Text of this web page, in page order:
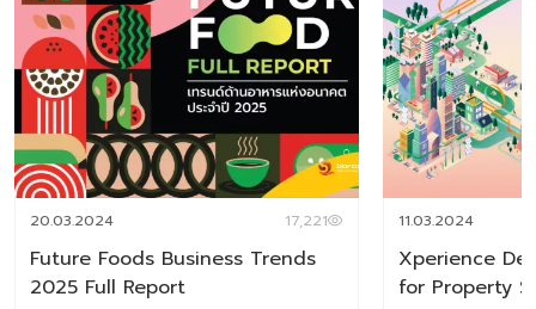
20.03.2024 17,221
Future Foods Business Trends
2025 Full Report
11.03.2024
Xperience
for Property